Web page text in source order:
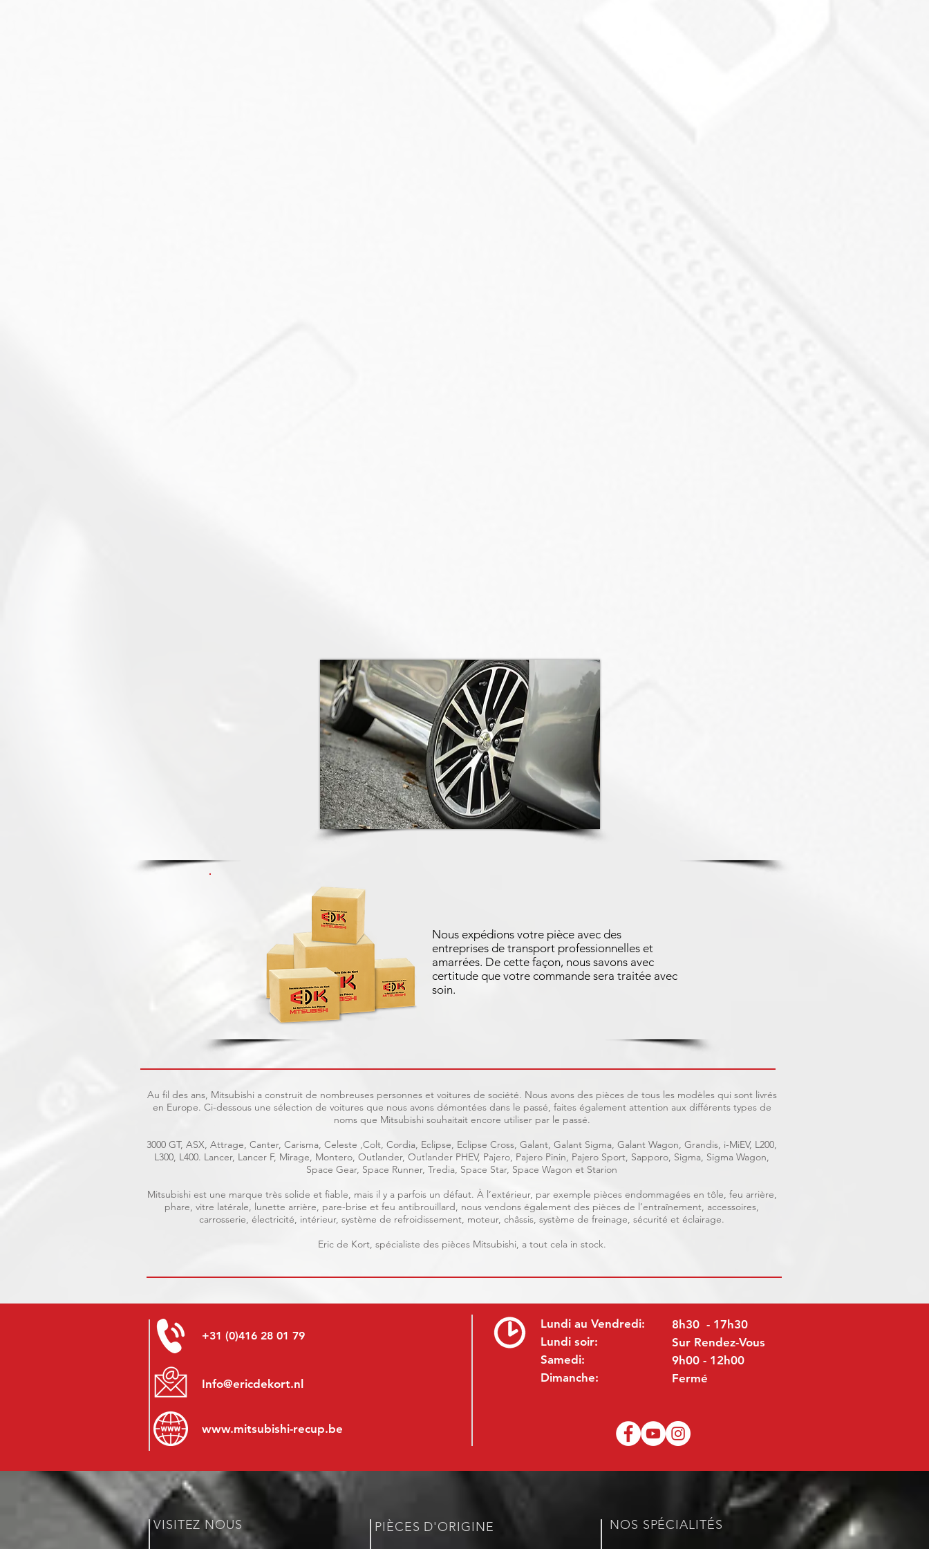
Nous expédions votre pièce avec des
entreprises de transport professionnelles et
amarrées. De cette façon, nous savons avec
certitude que votre commande sera traitée avec
soin.
Au fil des ans, Mitsubishi a construit de nombreuses personnes et voitures de société. Nous avons des pièces de tous les modèles qui sont livrés
en Europe. Ci-dessous une sélection de voitures que nous avons démontées dans le passé, faites également attention aux différents types de
noms que Mitsubishi souhaitait encore utiliser par le passé.
3000 GT, ASX, Attrage, Canter, Carisma, Celeste ,Colt, Cordia, Eclipse, Eclipse Cross, Galant, Galant Sigma, Galant Wagon, Grandis, i-MiEV, L200,
L300, L400. Lancer, Lancer F, Mirage, Montero, Outlander, Outlander PHEV, Pajero, Pajero Pinin, Pajero Sport, Sapporo, Sigma, Sigma Wagon,
Space Gear, Space Runner, Tredia, Space Star, Space Wagon et Starion
Mitsubishi est une marque très solide et fiable, mais il y a parfois un défaut. À l’extérieur, par exemple pièces endommagées en tôle, feu arrière,
phare, vitre latérale, lunette arrière, pare-brise et feu antibrouillard, nous vendons également des pièces de l’entraînement, accessoires,
carrosserie, électricité, intérieur, système de refroidissement, moteur, châssis, système de freinage, sécurité et éclairage.
Eric de Kort, spécialiste des pièces Mitsubishi, a tout cela in stock.
Info@ericdekort.nl
www.mitsubishi-recup.be
+31 (0)416 28 01 79
Lundi au Vendredi:
Lundi soir:
Samedi:
Dimanche:
8h30 - 17h30
Sur Rendez-Vous
9h00 - 12h00
Fermé
VISITEZ NOUS PIÈCES D'ORIGINE NOS SPÉCIALITÉS